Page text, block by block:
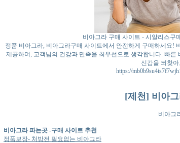
비아그라 구매 사이트 - 시알리스구
정품 비아그라, 비아그라구매 사이트에서 안전하게 구매하세요!
제공하며, 고객님의 건강과 만족을 최우선으로 생각합니다. 빠
신감을 되찾
https://
[제천] 비아
비아그
비아그라 파는곳 -구매 사이트 추천
정품보장- 처방전 필요없는 비아그라